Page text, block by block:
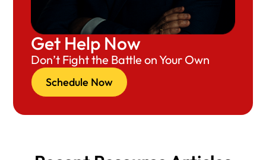
Get Help Now
Don’t Fight the Battle on Your Own
Schedule Now